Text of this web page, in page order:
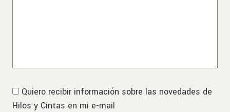
Quiero recibir información sobre las novedades de
Hilos y Cintas en mi e-mail